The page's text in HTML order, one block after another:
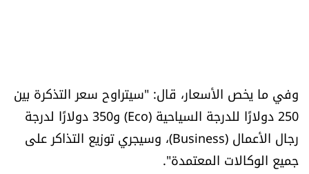
وفي ما يخص الأسعار، قال: "سيتراوح سعر التذكرة بين
250 دولارًا للدرجة السياحية (Eco) و350 دولارًا لدرجة
رجال الأعمال (Business)، وسيجري توزيع التذاكر على
جميع الوكالات المعتمدة".